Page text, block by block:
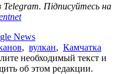
Telegram. Підписуйтесь на
News
, вулкан, Камчатка
необходимый текст и
об этом редакции.